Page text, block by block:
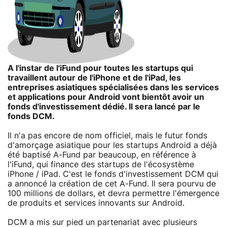
A l'instar de l'iFund pour toutes les startups qui
travaillent autour de l'iPhone et de l'iPad, les
entreprises asiatiques spécialisées dans les services
et applications pour Android vont bientôt avoir un
fonds d'investissement dédié. Il sera lancé par le
fonds DCM.
Il n'a pas encore de nom officiel, mais le futur fonds
d'amorçage asiatique pour les startups Android a déjà
été baptisé A-Fund par beaucoup, en référence à
l'iFund, qui finance des startups de l'écosystème
iPhone / iPad. C'est le fonds d'investissement DCM qui
a annoncé la création de cet A-Fund. Il sera pourvu de
100 millions de dollars, et devra permettre l'émergence
de produits et services innovants sur Android.
DCM a mis sur pied un partenariat avec plusieurs